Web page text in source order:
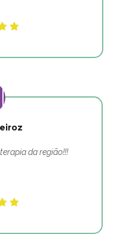
da região!!!